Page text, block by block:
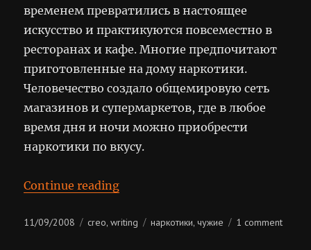
временем превратились в настоящее
искусство и практикуются повсеместно в
ресторанах и кафе. Многие предпочитают
приготовленные на дому наркотики.
Человечество создало общемировую сеть
магазинов и супермаркетов, где в любое
время дня и ночи можно приобрести
наркотики по вкусу.
Continue reading“Скажи «нет» наркотикам!”
Posted
11/09/2008 Categories
creo,writing Tags
наркотики,чужие 1 commenton